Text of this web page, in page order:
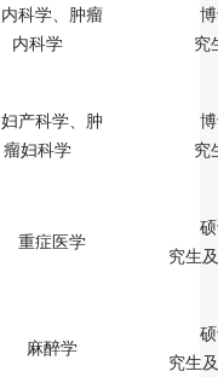
内科学、肿瘤
内科学
究
妇产科学、肿
瘤妇科学
究
重症医学
究生
麻醉学
究生